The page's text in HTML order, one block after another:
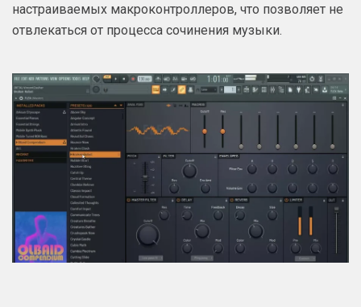
настраиваемых макроконтроллеров, что позволяет не
отвлекаться от процесса сочинения музыки.